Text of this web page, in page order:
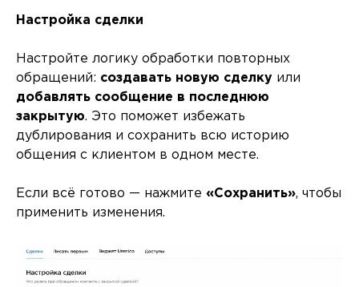
Настройка сделки
Настройте логику обработки повторных
обращений: создавать новую сделку или
добавлять сообщение в последнюю
закрытую. Это поможет избежать
дублирования и сохранить всю историю
общения с клиентом в одном месте.
Если всё готово — нажмите «Сохранить», чтобы
применить изменения.